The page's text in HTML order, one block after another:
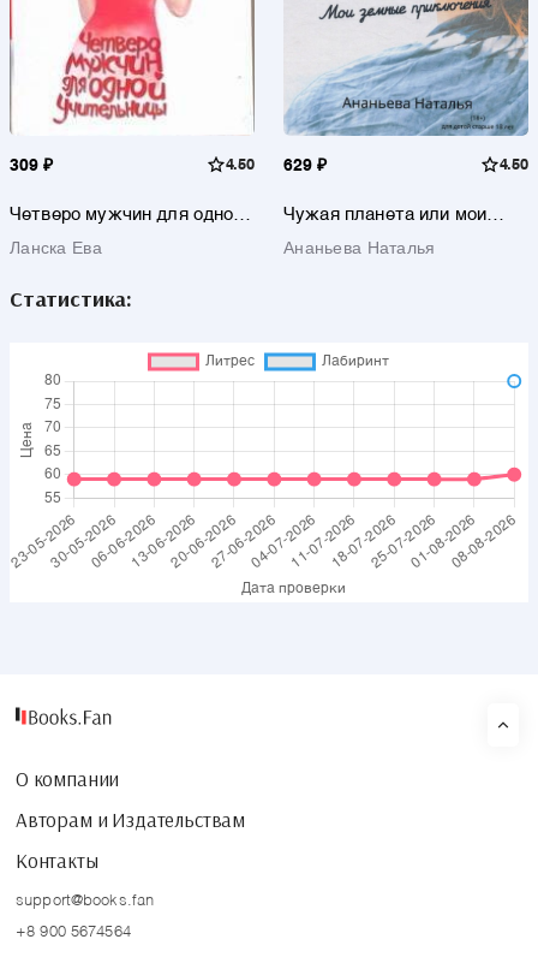
309 ₽ 4.50
Четверо мужчин для одной
Ланска Ева
629 ₽ 4.50
Чужая планета или мои
Ананьева Наталья
Статистика:
О компании
Авторам и Издательствам
Контакты
support@books.fan
+8 900 5674564